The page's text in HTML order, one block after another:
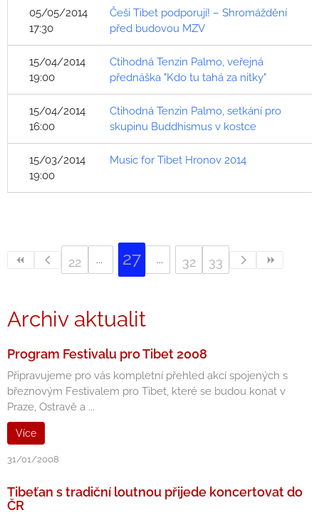
05/05/2014
17:30
Češi Tibet podporují! – Shromáždění
před budovou MZV
15/04/2014
19:00
Ctihodná Tenzin Palmo, veřejná
přednáška "Kdo tu tahá za nitky"
15/04/2014
16:00
Ctihodná Tenzin Palmo, setkání pro
skupinu Buddhismus v kostce
15/03/2014
19:00
Music for Tibet Hronov 2014
22 27 32 33
Archiv aktualit
Program Festivalu pro Tibet 2008
Připravujeme pro vás kompletní přehled akcí spojených s
březnovým Festivalem pro Tibet, které se budou konat v
Praze, Ostravě a ...
Více
31/01/2008
Tibeťan s tradiční loutnou přijede koncertovat do
ČR